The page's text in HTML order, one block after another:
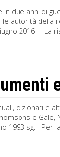
due anni di
autorità
2016 La
dizionari e
e
1993 sg. Per